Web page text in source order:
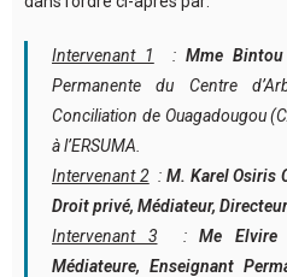
Intervenant 1 :Mme Bintou
Permanente du Centre
Conciliation de Ouagadougou
à l’ERSUMA.
Intervenant 2: M. Karel Osiris
Droit privé, Médiateur,
Intervenant 3 : Me Elvire
Médiateure, Enseignant